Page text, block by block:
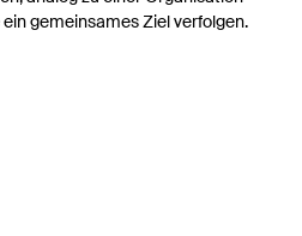
gemeinsames Ziel verfolgen.